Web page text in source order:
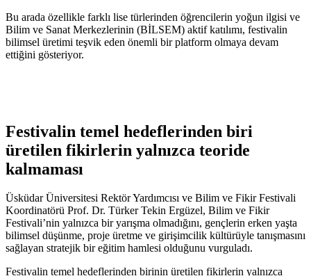
Bu arada özellikle farklı lise türlerinden öğrencilerin yoğun ilgisi ve
Bilim ve Sanat Merkezlerinin (BİLSEM) aktif katılımı, festivalin
bilimsel üretimi teşvik eden önemli bir platform olmaya devam
ettiğini gösteriyor.
Festivalin temel hedeflerinden biri
üretilen fikirlerin yalnızca teoride
kalmaması
Üsküdar Üniversitesi Rektör Yardımcısı ve Bilim ve Fikir Festivali
Koordinatörü Prof. Dr. Türker Tekin Ergüzel, Bilim ve Fikir
Festivali’nin yalnızca bir yarışma olmadığını, gençlerin erken yaşta
bilimsel düşünme, proje üretme ve girişimcilik kültürüyle tanışmasını
sağlayan stratejik bir eğitim hamlesi olduğunu vurguladı.
Festivalin temel hedeflerinden birinin üretilen fikirlerin yalnızca